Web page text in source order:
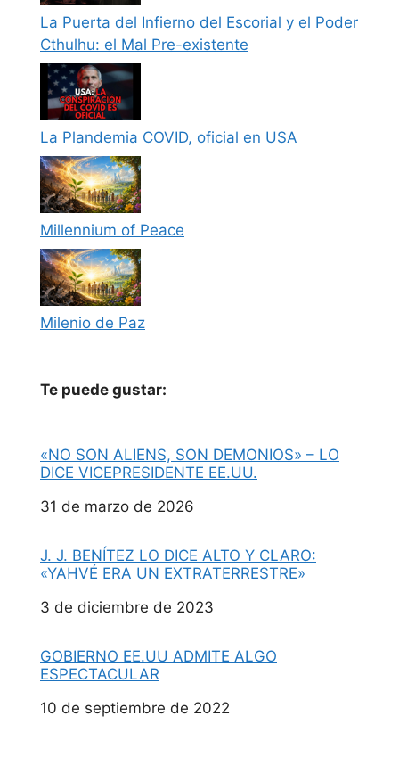
La Puerta del Infierno del Escorial y el Poder
Cthulhu: el Mal Pre-existente
La Plandemia COVID, oficial en USA
Millennium of Peace
Milenio de Paz
Te puede gustar:
«NO SON ALIENS, SON DEMONIOS» – LO
DICE VICEPRESIDENTE EE.UU.
Fecha
31 de marzo de 2026
J. J. BENÍTEZ LO DICE ALTO Y CLARO:
«YAHVÉ ERA UN EXTRATERRESTRE»
Fecha
3 de diciembre de 2023
GOBIERNO EE.UU ADMITE ALGO
ESPECTACULAR
Fecha
10 de septiembre de 2022